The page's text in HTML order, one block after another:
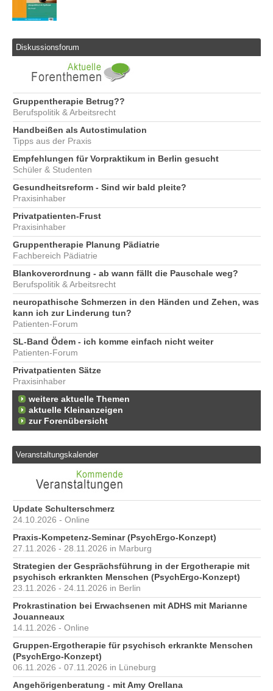
Diskussionsforum
Gruppentherapie Betrug??
Berufspolitik & Arbeitsrecht
Handbeißen als Autostimulation
Tipps aus der Praxis
Empfehlungen für Vorpraktikum in Berlin gesucht
Schüler & Studenten
Gesundheitsreform - Sind wir bald pleite?
Praxisinhaber
Privatpatienten-Frust
Praxisinhaber
Gruppentherapie Planung Pädiatrie
Fachbereich Pädiatrie
Blankoverordnung - ab wann fällt die Pauschale weg?
Berufspolitik & Arbeitsrecht
neuropathische Schmerzen in den Händen und Zehen, was
kann ich zur Linderung tun?
Patienten-Forum
SL-Band Ödem - ich komme einfach nicht weiter
Patienten-Forum
Privatpatienten Sätze
Praxisinhaber
weitere aktuelle Themen
aktuelle Kleinanzeigen
zur Forenübersicht
Veranstaltungskalender
Update Schulterschmerz
24.10.2026 - Online
Praxis-Kompetenz-Seminar (PsychErgo-Konzept)
27.11.2026 - 28.11.2026 in Marburg
Strategien der Gesprächsführung in der Ergotherapie mit
psychisch erkrankten Menschen (PsychErgo-Konzept)
23.11.2026 - 24.11.2026 in Berlin
Prokrastination bei Erwachsenen mit ADHS mit Marianne
Jouanneaux
14.11.2026 - Online
Gruppen-Ergotherapie für psychisch erkrankte Menschen
(PsychErgo-Konzept)
06.11.2026 - 07.11.2026 in Lüneburg
Angehörigenberatung - mit Amy Orellana